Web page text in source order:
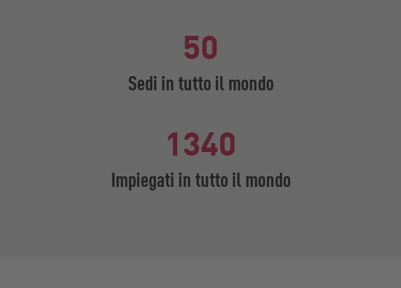
50
Sedi in tutto il mondo
1340
Impiegati in tutto il mondo